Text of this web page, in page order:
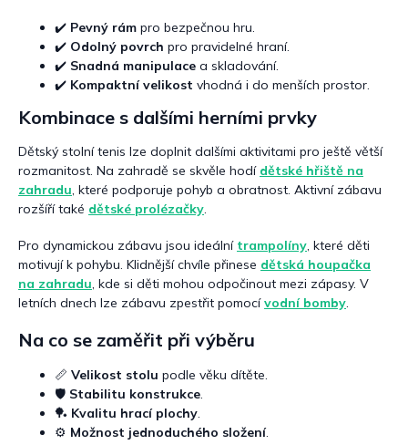
u
✔️ Pevný rám pro bezpečnou hru.
✔️ Odolný povrch pro pravidelné hraní.
✔️ Snadná manipulace a skladování.
✔️ Kompaktní velikost vhodná i do menších prostor.
Kombinace s dalšími herními prvky
Dětský stolní tenis lze doplnit dalšími aktivitami pro ještě větší
rozmanitost. Na zahradě se skvěle hodí dětské hřiště na
zahradu, které podporuje pohyb a obratnost. Aktivní zábavu
rozšíří také dětské prolézačky.
Pro dynamickou zábavu jsou ideální trampolíny, které děti
motivují k pohybu. Klidnější chvíle přinese dětská houpačka
na zahradu, kde si děti mohou odpočinout mezi zápasy. V
letních dnech lze zábavu zpestřit pomocívodní bomby.
Na co se zaměřit při výběru
📏 Velikost stolu podle věku dítěte.
🛡️ Stabilitu konstrukce.
🏓 Kvalitu hrací plochy.
⚙️ Možnost jednoduchého složení.